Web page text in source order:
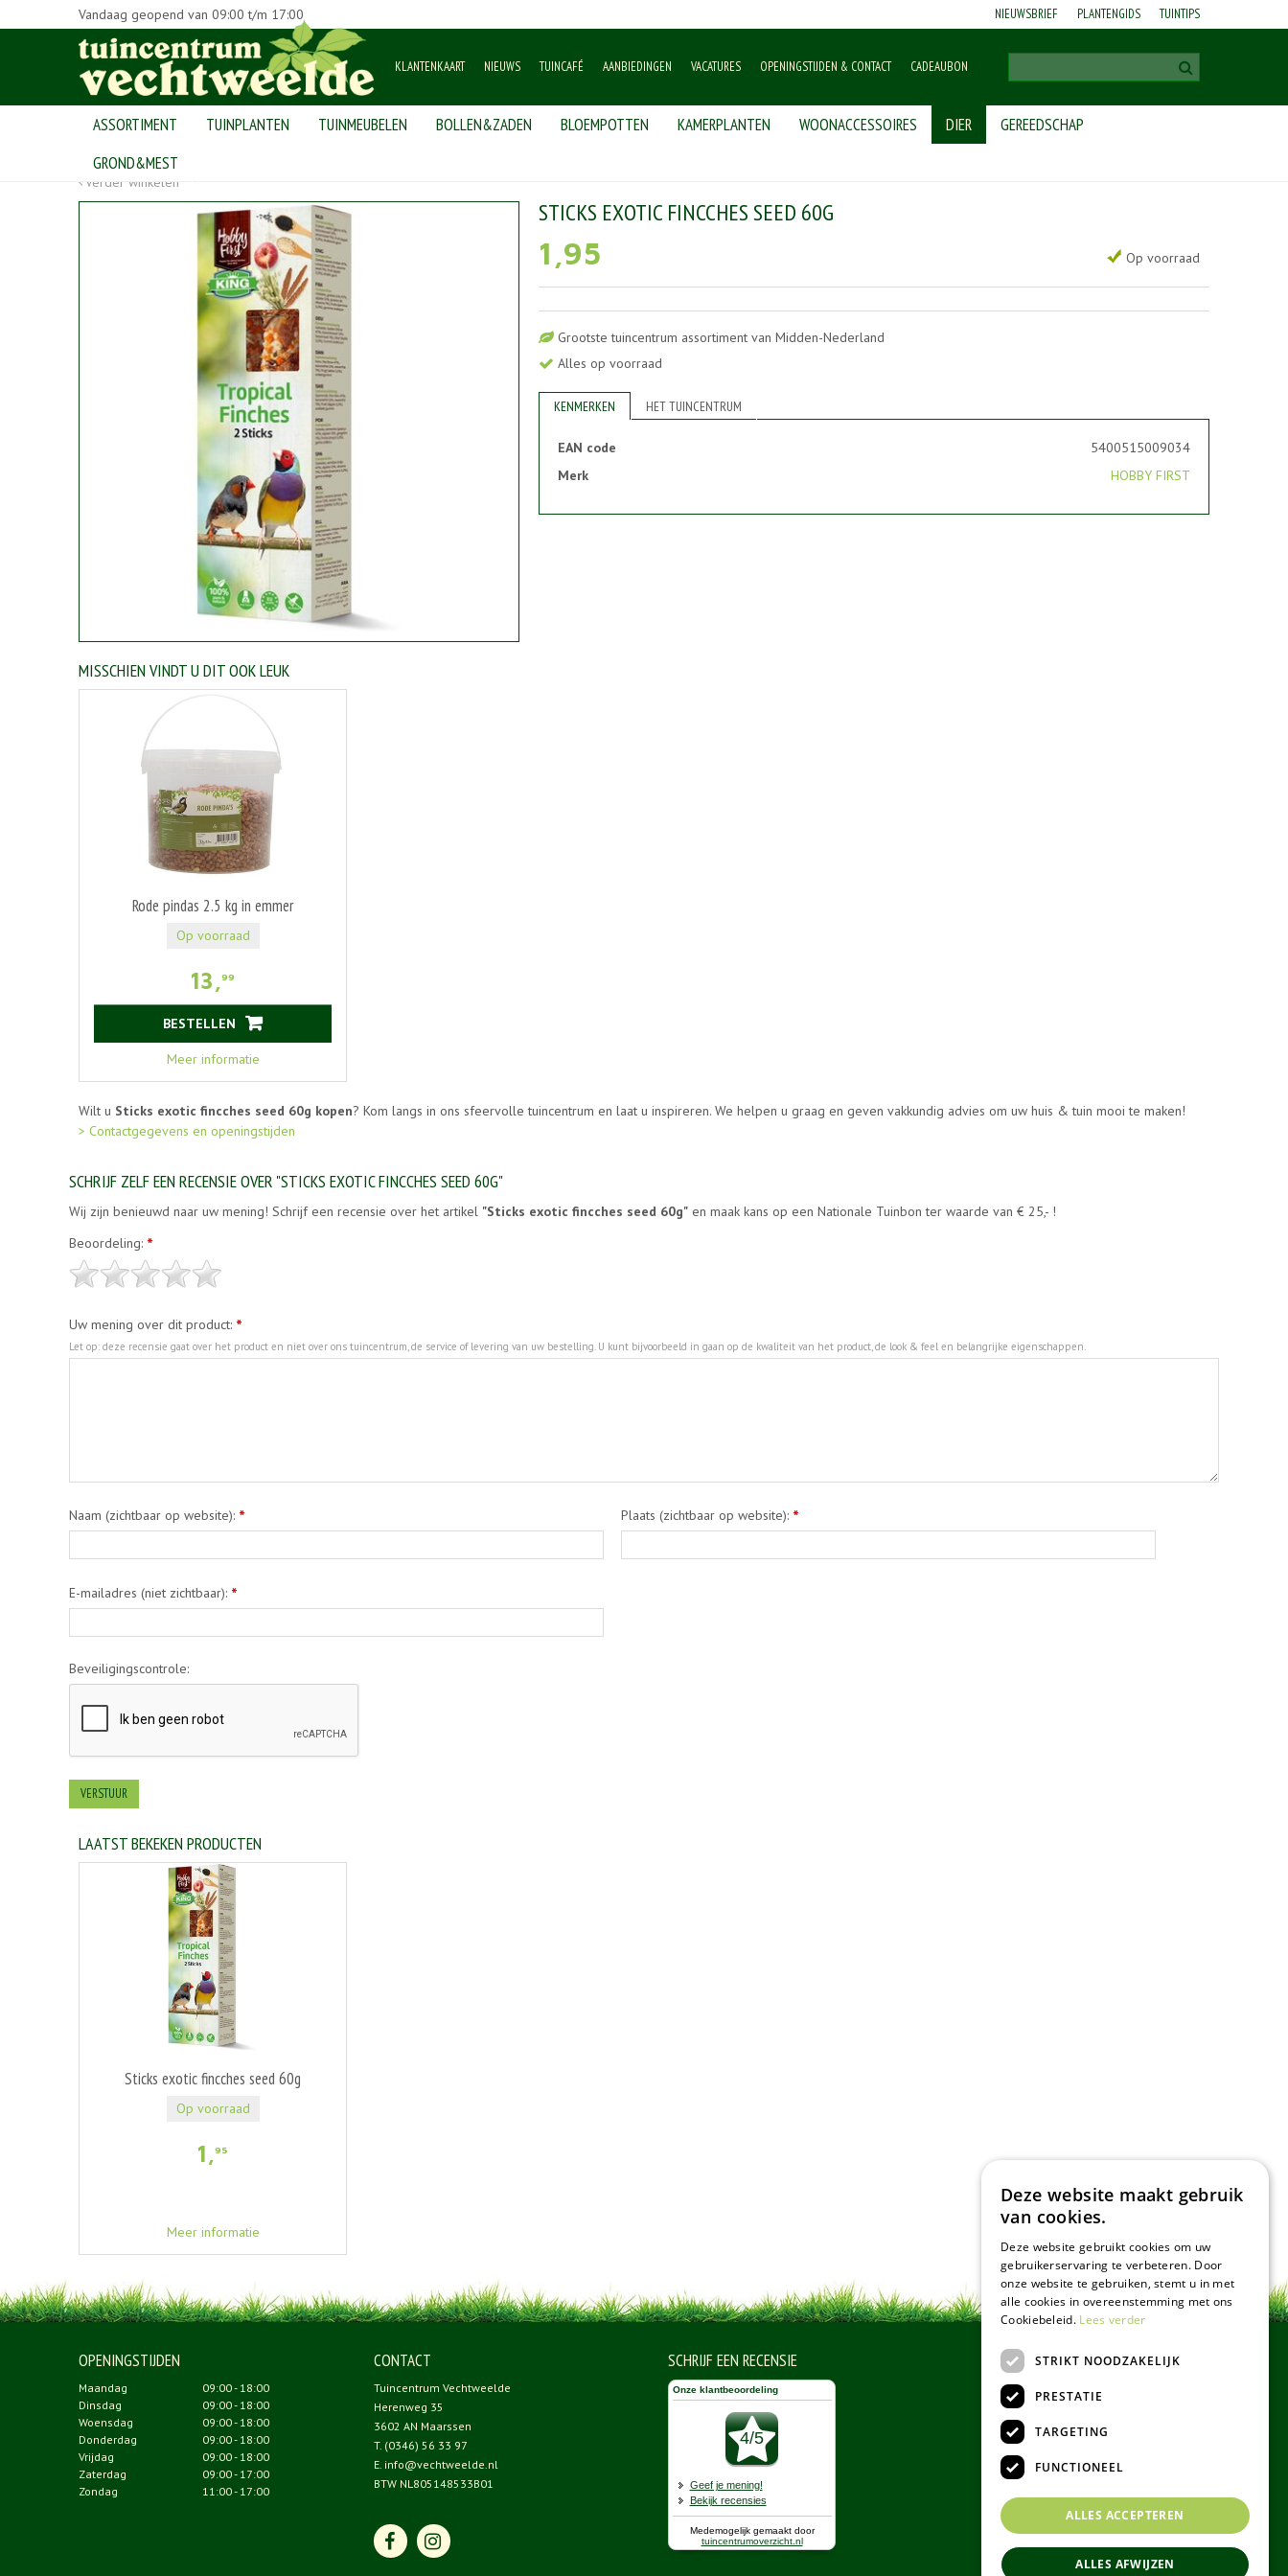
Home > Producten
Vandaag geopend van 09:00 t/m 17:00 NIEUWSBRIEF PLANTENGIDS TUINTIPS
KLANTENKAART NIEUWS TUINCAFÉ AANBIEDINGEN VACATURES OPENINGSTIJDEN & CONTACT CADEAUBON
ASSORTIMENT TUINPLANTEN TUINMEUBELEN BOLLEN&ZADEN BLOEMPOTTEN KAMERPLANTEN WOONACCESSOIRES DIER
GEREEDSCHAP
GROND&MEST
Verder winkelen
STICKS EXOTIC FINCCHES SEED 60G
1 ,95 Op voorraad
Grootste tuincentrum assortiment van Midden-Nederland
Alles op voorraad
KENMERKEN HET TUINCENTRUM
EAN code
5400515009034
Merk
HOBBY FIRST
MISSCHIEN VINDT U DIT OOK LEUK
Rode pindas 2.5 kg in emmer
13,99
Meer informatie
BESTELLEN
Op voorraad
Wilt u Sticks exotic fincches seed 60g kopen? Kom langs in ons sfeervolle tuincentrum en laat u inspireren. We helpen u graag en geven vakkundig advies om uw huis & tuin mooi te maken!
> Contactgegevens en openingstijden
SCHRIJF ZELF EEN RECENSIE OVER "STICKS EXOTIC FINCCHES SEED 60G"
Wij zijn benieuwd naar uw mening! Schrijf een recensie over het artikel "Sticks exotic fincches seed 60g" en maak kans op een Nationale Tuinbon ter waarde van € 25,- !
Beoordeling: *
Uw mening over dit product: *
Let op: deze recensie gaat over het product en niet over ons tuincentrum, de service of levering van uw bestelling. U kunt bijvoorbeeld in gaan op de kwaliteit van het product, de look & feel en belangrijke eigenschappen.
Naam (zichtbaar op website): * Plaats (zichtbaar op website): *
E-mailadres (niet zichtbaar): *
Beveiligingscontrole:
LAATST BEKEKEN PRODUCTEN
Sticks exotic fincches seed 60g
1 95
Meer informatie
Op voorraad
OPENINGSTIJDEN
Maandag
09:00 - 18:00
Dinsdag
09:00 - 18:00
Woensdag
09:00 - 18:00
Donderdag
09:00 - 18:00
Vrijdag
09:00 - 18:00
Zaterdag
09:00 - 17:00
Zondag
11:00 - 17:00
CONTACT
Tuincentrum Vechtweelde
Herenweg 35
3602 AN Maarssen
T. (0346) 56 33 97
E. info@vechtweelde.nl
BTW NL805148533B01
SCHRIJF EEN RECENSIE
Deze website maakt gebruik
van cookies.
Deze website gebruikt cookies om uw
gebruikerservaring te verbeteren. Door
onze website te gebruiken, stemt u in met
alle cookies in overeenstemming met ons
Cookiebeleid. Lees verder
STRIKT NOODZAKELIJK
PRESTATIE
TARGETING
FUNCTIONEEL
ALLES ACCEPTEREN
ALLES AFWIJZEN